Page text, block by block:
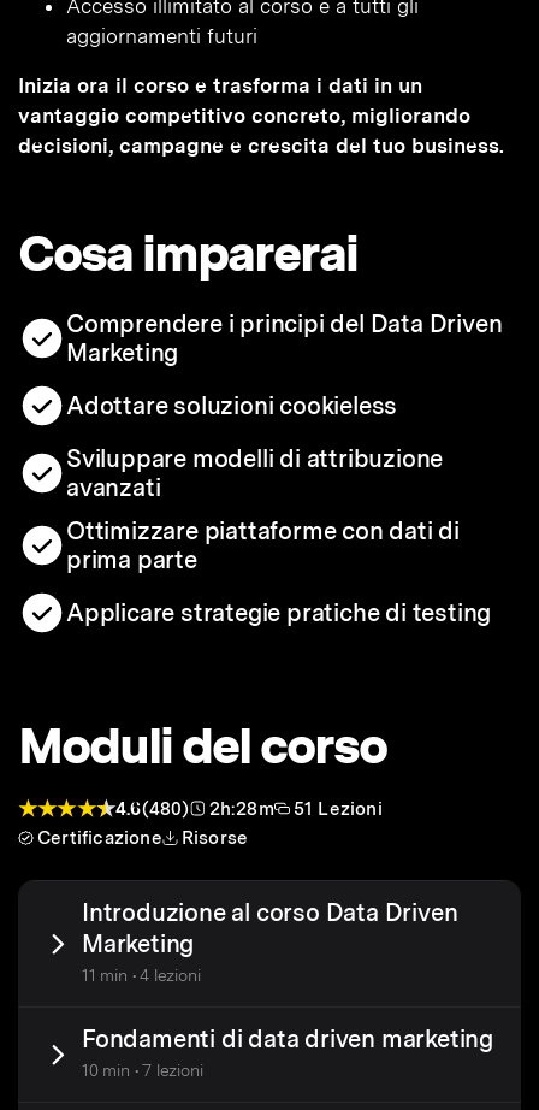
Accesso illimitato al corso e a tutti gli
aggiornamenti futuri
Inizia ora il corso e trasforma i dati in un
vantaggio competitivo concreto, migliorando
decisioni, campagne e crescita del tuo business.
Cosa imparerai
Comprendere i principi del Data Driven
Marketing
Adottare soluzioni cookieless
Sviluppare modelli di attribuzione
avanzati
Ottimizzare piattaforme con dati di
prima parte
Applicare strategie pratiche di testing
Moduli del corso
4.6(480) 2h:28m
51 Lezioni
Certificazione
Risorse
Introduzione al corso Data Driven
Marketing
11 min • 4 lezioni
Fondamenti di data driven marketing
10 min • 7 lezioni